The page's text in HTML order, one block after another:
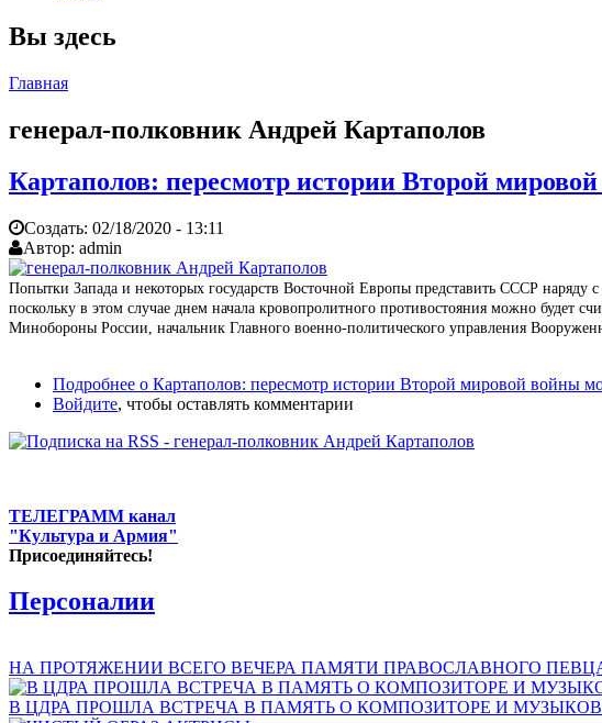
Вы здесь
Главная
генерал-полковник Андрей Картаполов
Картаполов: пересмотр истории Второй
Создать: 02/18/2020 - 13:11
Автор: admin
Попытки Запада и некоторых государств Восточной Европы представить СССР
поскольку в этом случае днем начала кровопролитного противостояния можно будет
Минобороны России, начальник Главного военно-политического управления
Подробнее о Картаполов: пересмотр истории Второй мировой войны
Войдите, чтобы оставлять комментарии
ТЕЛЕГРАММ канал
"Культура и Армия"
Присоединяйтесь!
Персоналии
НА ПРОТЯЖЕНИИ ВСЕГО ВЕЧЕРА ПАМЯТИ ПРАВОСЛАВНОГО
В ЦДРА ПРОШЛА ВСТРЕЧА В ПАМЯТЬ О КОМПОЗИТОРЕ И